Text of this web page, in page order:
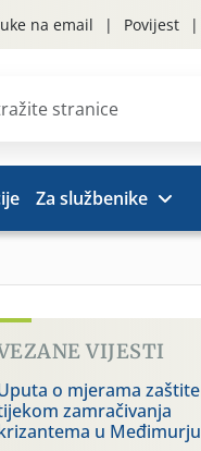
na email Povijest
Za službenike
VIJESTI
o mjerama zaštite
zamračivanja
u Međimurju